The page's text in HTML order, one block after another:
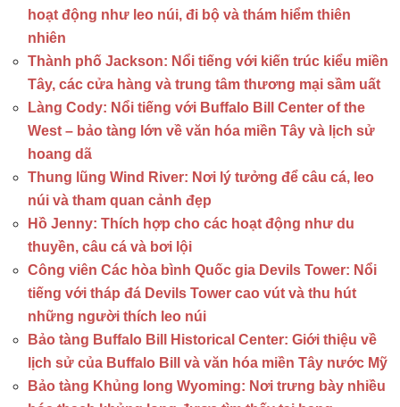
hoạt động như leo núi, đi bộ và thám hiểm thiên
nhiên
Thành phố Jackson: Nổi tiếng với kiến trúc kiểu miền
Tây, các cửa hàng và trung tâm thương mại sầm uất
Làng Cody: Nổi tiếng với Buffalo Bill Center of the
West – bảo tàng lớn về văn hóa miền Tây và lịch sử
hoang dã
Thung lũng Wind River: Nơi lý tưởng để câu cá, leo
núi và tham quan cảnh đẹp
Hồ Jenny: Thích hợp cho các hoạt động như du
thuyền, câu cá và bơi lội
Công viên Các hòa bình Quốc gia Devils Tower: Nổi
tiếng với tháp đá Devils Tower cao vút và thu hút
những người thích leo núi
Bảo tàng Buffalo Bill Historical Center: Giới thiệu về
lịch sử của Buffalo Bill và văn hóa miền Tây nước Mỹ
Bảo tàng Khủng long Wyoming: Nơi trưng bày nhiều